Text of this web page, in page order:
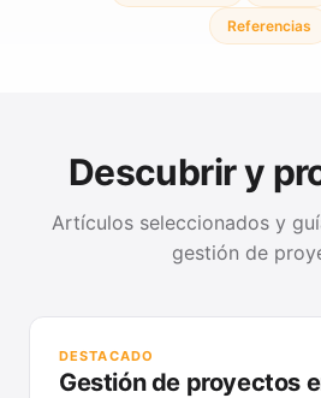
Referencias
Descubrir y
Artículos seleccionados y
gestión de
DESTACADO
Gestión de proyectos